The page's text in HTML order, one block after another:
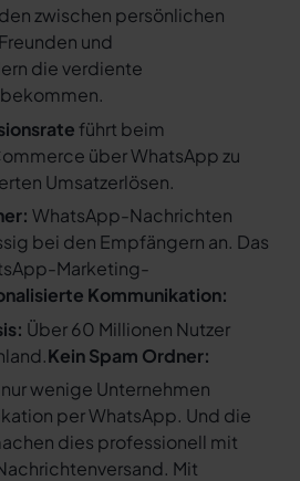
zwischen persönlichen
und
die verdiente
führt beim
über WhatsApp zu
Umsatzerlösen.
WhatsApp-Nachrichten
bei den Empfängern an. Das
Marketing-
Kommunikation:
Über 60 Millionen Nutzer
Kein Spam Ordner:
wenige Unternehmen
per WhatsApp. Und die
dies professionell mit
Mit